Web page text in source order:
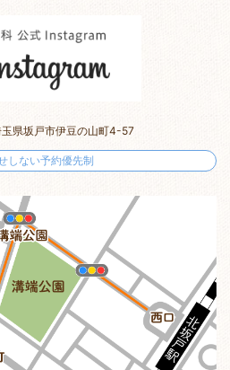
県坂戸市伊豆の山町4-57
しない予約優先制